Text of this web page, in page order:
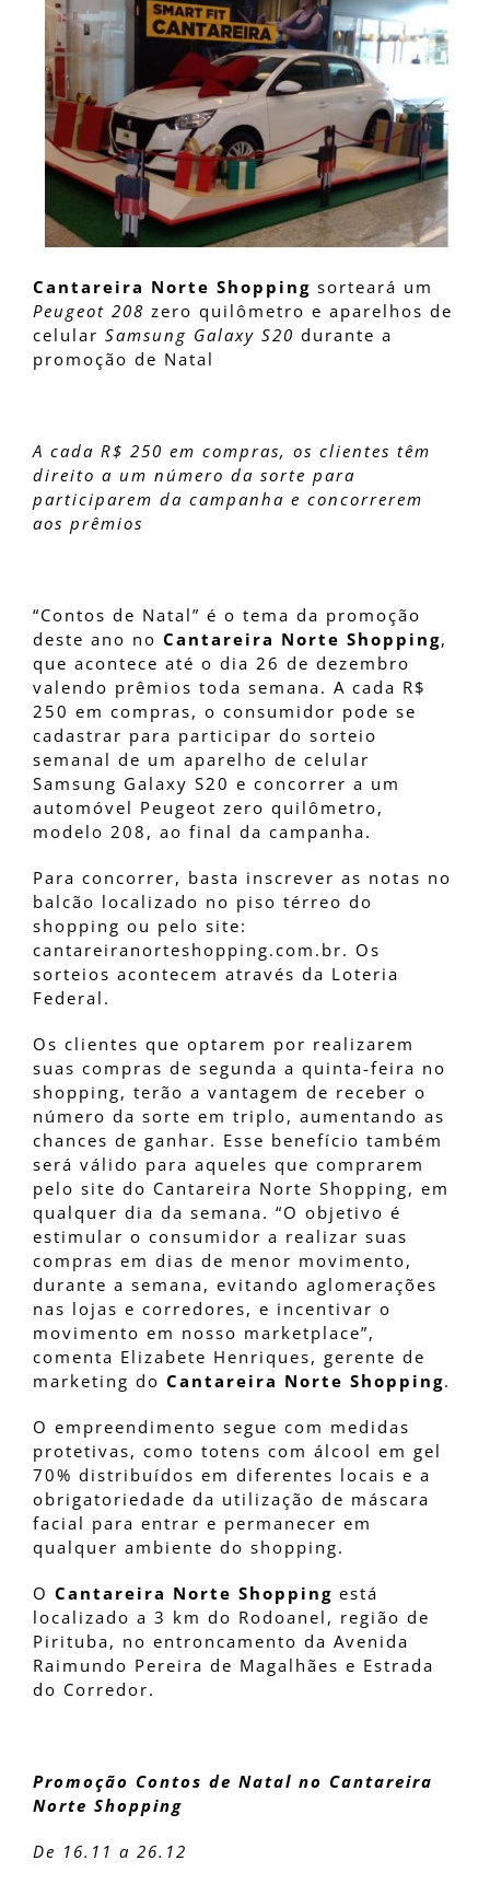
Cantareira Norte Shopping sorteará um
Peugeot 208 zero quilômetro e aparelhos de
celular Samsung Galaxy S20 durante a
promoção de Natal
A cada R$ 250 em compras, os clientes têm
direito a um número da sorte para
participarem da campanha e concorrerem
aos prêmios
“Contos de Natal” é o tema da promoção
deste ano no Cantareira Norte Shopping,
que acontece até o dia 26 de dezembro
valendo prêmios toda semana. A cada R$
250 em compras, o consumidor pode se
cadastrar para participar do sorteio
semanal de um aparelho de celular
Samsung Galaxy S20 e concorrer a um
automóvel Peugeot zero quilômetro,
modelo 208, ao final da campanha.
Para concorrer, basta inscrever as notas no
balcão localizado no piso térreo do
shopping ou pelo site:
cantareiranorteshopping.com.br. Os
sorteios acontecem através da Loteria
Federal.
Os clientes que optarem por realizarem
suas compras de segunda a quinta-feira no
shopping, terão a vantagem de receber o
número da sorte em triplo, aumentando as
chances de ganhar. Esse benefício também
será válido para aqueles que comprarem
pelo site do Cantareira Norte Shopping, em
qualquer dia da semana. “O objetivo é
estimular o consumidor a realizar suas
compras em dias de menor movimento,
durante a semana, evitando aglomerações
nas lojas e corredores, e incentivar o
movimento em nosso marketplace”,
comenta Elizabete Henriques, gerente de
marketing do Cantareira Norte Shopping.
O empreendimento segue com medidas
protetivas, como totens com álcool em gel
70% distribuídos em diferentes locais e a
obrigatoriedade da utilização de máscara
facial para entrar e permanecer em
qualquer ambiente do shopping.
O Cantareira Norte Shopping está
localizado a 3 km do Rodoanel, região de
Pirituba, no entroncamento da Avenida
Raimundo Pereira de Magalhães e Estrada
do Corredor.
Promoção Contos de Natal no Cantareira
Norte Shopping
De 16.11 a 26.12